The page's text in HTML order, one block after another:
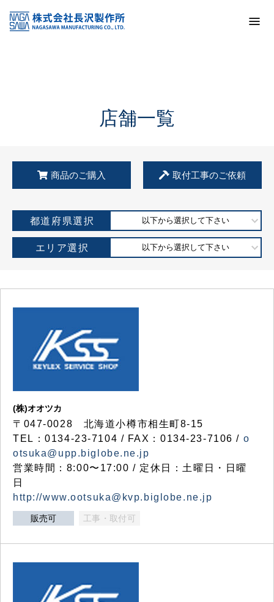
KSS加盟店・取扱店情報
店舗一覧
店舗一覧
商品のご購入 取付工事のご依頼
都道府県選択 以下から選択して下さい
エリア選択 以下から選択して下さい
(株)オオツカ
〒047-0028 北海道小樽市相生町8-15
TEL：0134-23-7104 / FAX：0134-23-7106 / o
otsuka@upp.biglobe.ne.jp
営業時間：8:00〜17:00 / 定休日：土曜日・日曜
日
http://www.ootsuka@kvp.biglobe.ne.jp
販売可 工事・取付可